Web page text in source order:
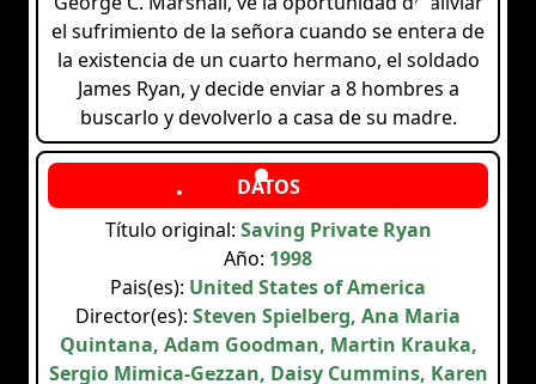
el sufrimiento de la señora cuando se entera de
la existencia de un cuarto hermano, el soldado
James Ryan, y decide enviar a 8 hombres a
buscarlo y devolverlo a casa de su madre.
Título original: Saving Private Ryan
Año: 1998
Pais(es): United States of America
Director(es): Steven Spielberg, Ana Maria
Quintana, Adam Goodman, Martin Krauka,
Sergio Mimica-Gezzan, Daisy Cummins, Karen